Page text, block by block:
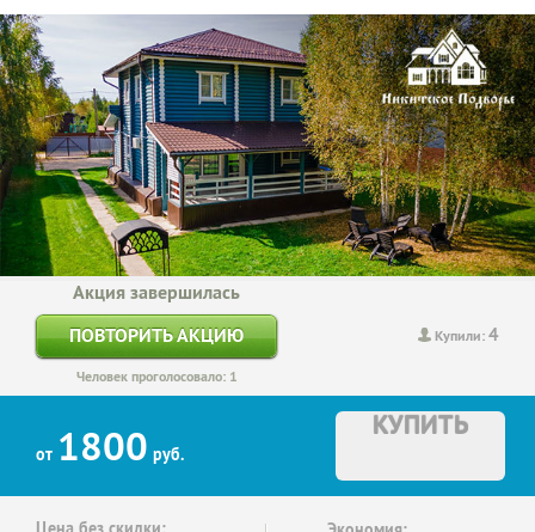
Купили:4
Акция завершилась
ПОВТОРИТЬ АКЦИЮ
Человек проголосовало: 1
от 1800 руб.
КУПИТЬ